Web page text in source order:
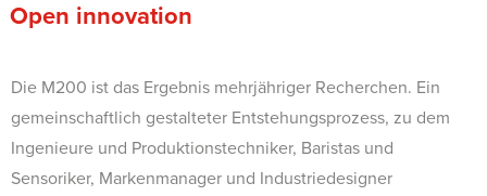
Open innovation
Die M200 ist das Ergebnis mehrjähriger Recherchen. Ein
gemeinschaftlich gestalteter Entstehungsprozess, zu dem
Ingenieure und Produktionstechniker, Baristas und
Sensoriker, Markenmanager und Industriedesigner